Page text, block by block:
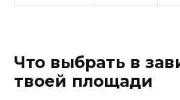
Что выбрать в
твоей площади